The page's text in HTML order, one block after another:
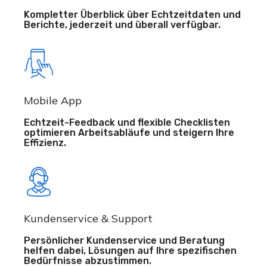
Kompletter Überblick über Echtzeitdaten und
Berichte, jederzeit und überall verfügbar.
Mobile App
Echtzeit-Feedback und flexible Checklisten
optimieren Arbeitsabläufe und steigern Ihre
Effizienz.
Kundenservice & Support
Persönlicher Kundenservice und Beratung
helfen dabei, Lösungen auf Ihre spezifischen
Bedürfnisse abzustimmen.